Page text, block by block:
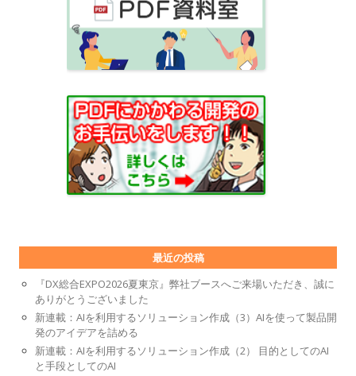
最近の投稿
『DX総合EXPO2026夏東京』弊社ブースへご来場いただき、誠に
ありがとうございました
新連載：AIを利用するソリューション作成（3）AIを使って製品開
発のアイデアを詰める
新連載：AIを利用するソリューション作成（2） 目的としてのAI
と手段としてのAI